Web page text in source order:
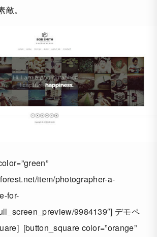
。
item/photographer-a-
for-
9984139″] デモペ
[button_square color=”orange”